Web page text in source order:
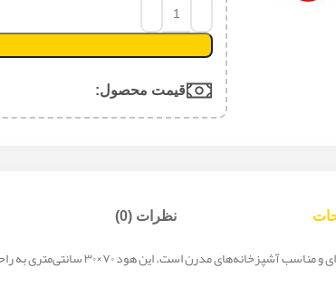
قیمت محصول:​
نظرات (0)
مدرن است. این هود ۷۰×۳۰ سانتی‌متری به راحتی داخل کابینت نصب می‌شود و نمای